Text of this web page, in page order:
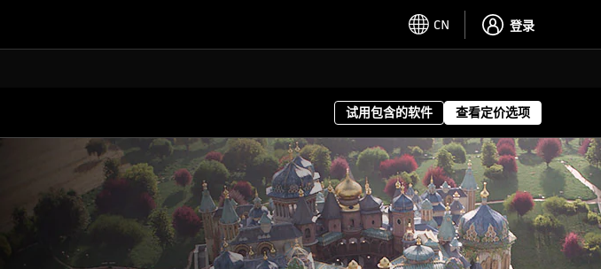
CN 登录
试用包含的软件 查看定价选项